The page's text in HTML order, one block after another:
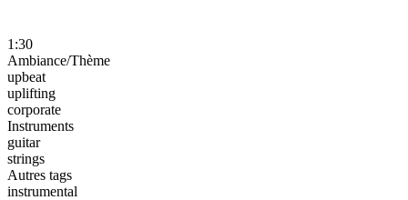
1:30
Ambiance/Thème
upbeat
uplifting
corporate
Instruments
guitar
strings
Autres tags
instrumental